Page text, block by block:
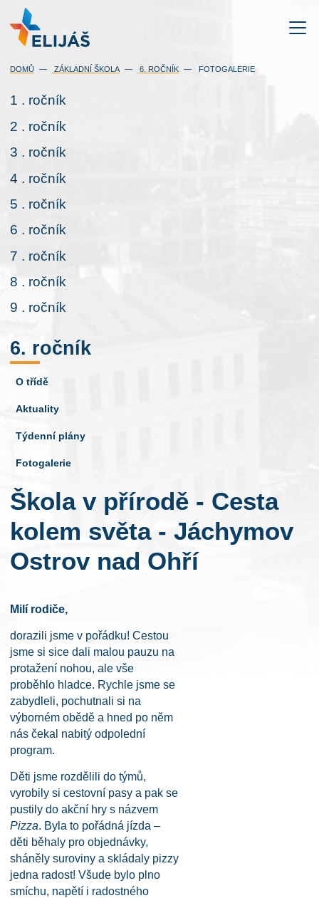
DOMŮ ZÁKLADNÍ ŠKOLA 6. ROČNÍK FOTOGALERIE
1 . ročník
2 . ročník
3 . ročník
4 . ročník
5 . ročník
6 . ročník
7 . ročník
8 . ročník
9 . ročník
6. ročník
O třídě
Aktuality
Týdenní plány
Fotogalerie
Škola v přírodě - Cesta
kolem světa - Jáchymov
Ostrov nad Ohří
Milí rodiče,
dorazili jsme v pořádku! Cestou
jsme si sice dali malou pauzu na
protažení nohou, ale vše
proběhlo hladce. Rychle jsme se
zabydleli, pochutnali si na
výborném obědě a hned po něm
nás čekal nabitý odpolední
program.
Děti jsme rozdělili do týmů,
vyrobily si cestovní pasy a pak se
pustily do akční hry s názvem
Pizza. Byla to pořádná jízda –
děti běhaly pro objednávky,
sháněly suroviny a skládaly pizzy
jedna radost! Všude bylo plno
smíchu, napětí i radostného